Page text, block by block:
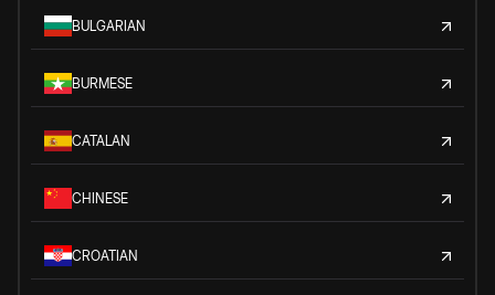
BULGARIAN
BURMESE
CATALAN
CHINESE
CROATIAN